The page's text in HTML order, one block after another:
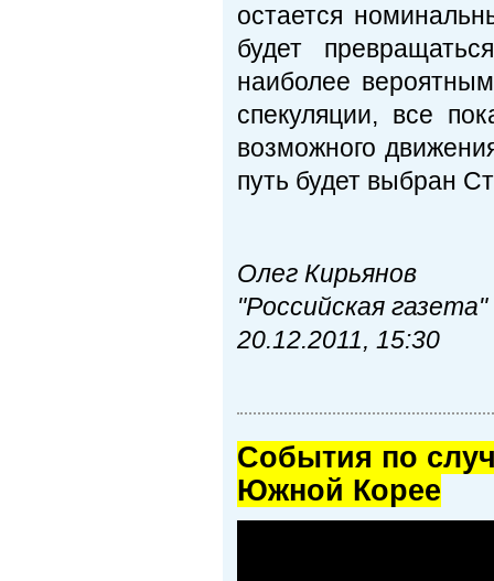
остается
будет
наиболее
спекуляции, все
возможного
путь будет выбран
Олег Кирьянов
"Российская
20.12.2011, 15:30
Cобытия по
Южной Корее